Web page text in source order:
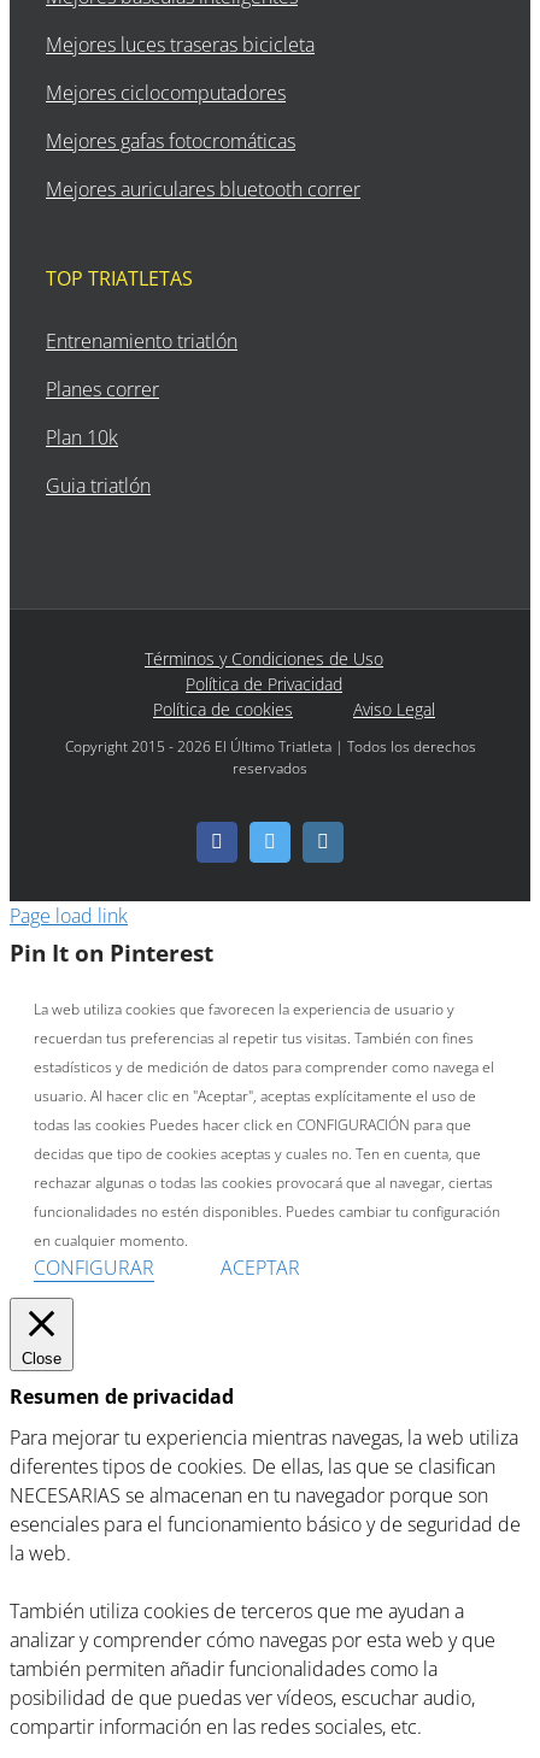
Mejores luces traseras bicicleta
Mejores ciclocomputadores
Mejores gafas fotocromáticas
Mejores auriculares bluetooth correr
TOP TRIATLETAS
Entrenamiento triatlón
Planes correr
Plan 10k
Guia triatlón
Términos y Condiciones de Uso
Política de Privacidad
Política de cookies
Aviso Legal
Copyright 2015 - 2026 El Último Triatleta | Todos los derechos
reservados
FacebookTwitter
Page load link
Pin It on Pinterest
La web utiliza cookies que favorecen la experiencia de usuario y
recuerdan tus preferencias al repetir tus visitas. También con fines
estadísticos y de medición de datos para comprender como navega el
usuario. Al hacer clic en "Aceptar", aceptas explícitamente el uso de
todas las cookies Puedes hacer click en CONFIGURACIÓN para que
decidas que tipo de cookies aceptas y cuales no. Ten en cuenta, que
rechazar algunas o todas las cookies provocará que al navegar, ciertas
funcionalidades no estén disponibles. Puedes cambiar tu configuración
en cualquier momento.
CONFIGURAR ACEPTAR
Close
Resumen de privacidad
Para mejorar tu experiencia mientras navegas, la web utiliza
diferentes tipos de cookies. De ellas, las que se clasifican
NECESARIAS se almacenan en tu navegador porque son
esenciales para el funcionamiento básico y de seguridad de
la web.
También utiliza cookies de terceros que me ayudan a
analizar y comprender cómo navegas por esta web y que
también permiten añadir funcionalidades como la
posibilidad de que puedas ver vídeos, escuchar audio,
compartir información en las redes sociales, etc.